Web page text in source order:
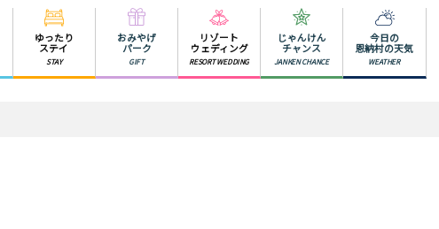
ゆったり
ステイ
STAY
おみやげ
パーク
GIFT
リゾート
ウェディング
RESORT WEDDING
じゃんけん
チャンス
JANKEN CHANCE
今日の
恩納村の天気
WEATHER